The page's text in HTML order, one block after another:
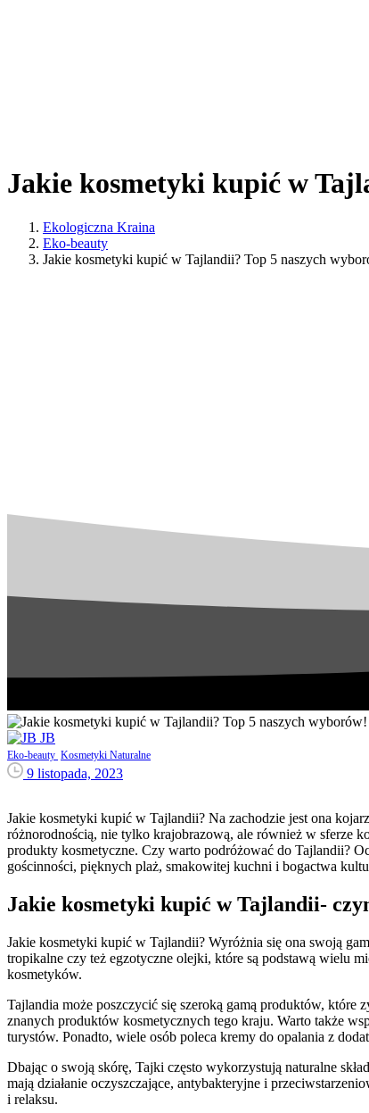
Jakie kosmetyki kupić w
Ekologiczna Kraina
Eko-beauty
Jakie kosmetyki kupić w Tajlandii? Top 5 naszych
JB
Eko-beauty Kosmetyki Naturalne
9 listopada, 2023
Jakie kosmetyki kupić w Tajlandii? Na zachodzie jest ona
różnorodnością, nie tylko krajobrazową, ale również w sferze
produkty kosmetyczne. Czy warto podróżować do Tajlandii?
gościnności, pięknych plaż, smakowitej kuchni i bogactwa
Jakie kosmetyki kupić w Tajlandii-
Jakie kosmetyki kupić w Tajlandii? Wyróżnia się ona swoją
tropikalne czy też egzotyczne olejki, które są podstawą wielu
kosmetyków.
Tajlandia może poszczycić się szeroką gamą produktów, które
znanych produktów kosmetycznych tego kraju. Warto także
turystów. Ponadto, wiele osób poleca kremy do opalania z
Dbając o swoją skórę, Tajki często wykorzystują naturalne
mają działanie oczyszczające, antybakteryjne i
i relaksu.